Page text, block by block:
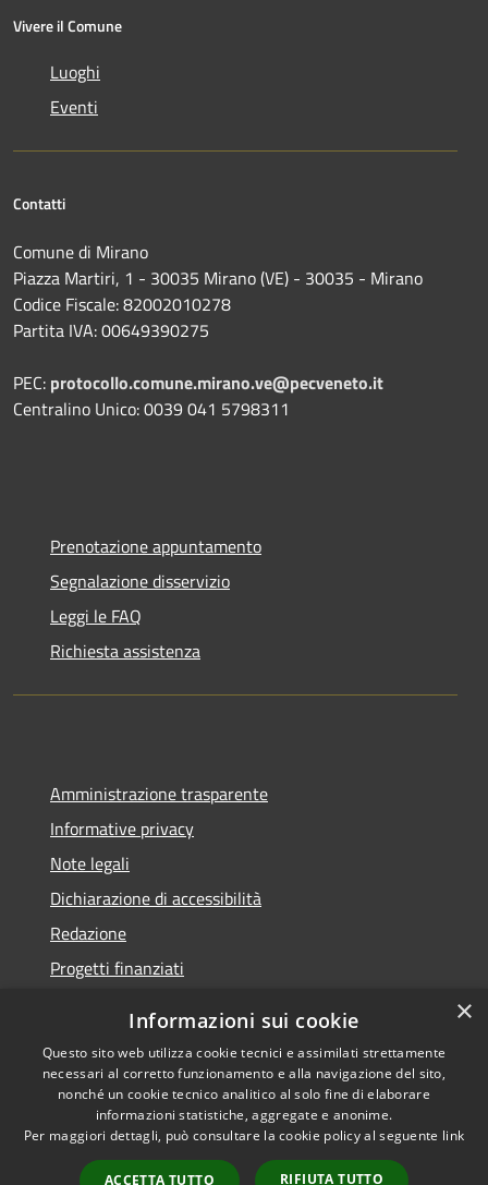
Vivere il Comune
Luoghi
Eventi
Contatti
Comune di Mirano
Piazza Martiri, 1 - 30035 Mirano (VE) - 30035 - Mirano
Codice Fiscale: 82002010278
Partita IVA: 00649390275
PEC: protocollo.comune.mirano.ve@pecveneto.it
Centralino Unico: 0039 041 5798311
Prenotazione appuntamento
Segnalazione disservizio
Leggi le FAQ
Richiesta assistenza
Amministrazione trasparente
Informative privacy
Note legali
Dichiarazione di accessibilità
Redazione
Progetti finanziati
RSS
Accessibilità
Privacy
Dichiarazione di
accessibilità• Copyright ©
2021 • Comune di Mirano
• Powered by
×
Informazioni sui cookie
Questo sito web utilizza cookie tecnici e assimilati strettamente
necessari al corretto funzionamento e alla navigazione del sito,
nonché un cookie tecnico analitico al solo fine di elaborare
informazioni statistiche, aggregate e anonime.
Per maggiori dettagli, può consultare la cookie policy al seguente link
ACCETTA TUTTO RIFIUTA TUTTO